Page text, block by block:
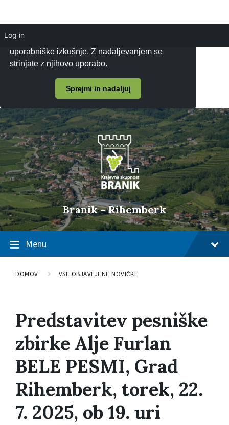
Piškotke uporabljamo za zagotavljanje boljše
uporabniške izkušnje. Z nadaljevanjem se
strinjate z njihovo uporabo.
Sprejmi in nadaljuj
Branik – Rihemberk
Menu
DOMOV VSE OBJAVLJENE NOVIČKE
Predstavitev pesniške
zbirke Alje Furlan
BELE PESMI, Grad
Rihemberk, torek, 22.
7. 2025, ob 19. uri
Log in